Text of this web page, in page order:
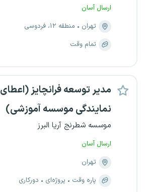
ارسال آسان
تهران
منطقه ۱۲، فردوسی
تمام وقت
مدیر توسعه فرانچایز (اعطای
نمایندگی موسسه آموزشی)
موسسه شطرنج آریا البرز
ارسال آسان
تهران
پاره وقت
پروژه‌ای دورکاری